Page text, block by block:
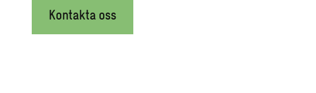
Kontakta oss